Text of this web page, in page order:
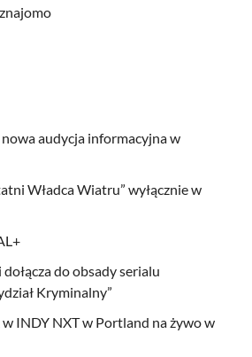
nowa audycja informacyjna w
Władca Wiatru” wyłącznie w
do obsady serialu
Kryminalny”
INDY NXT w Portland na żywo w